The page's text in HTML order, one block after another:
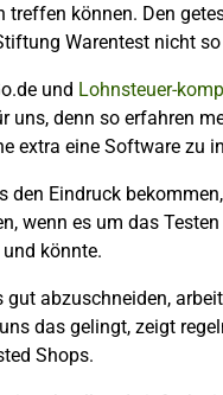
können. Den
Warentest nicht
und Lohnsteuer-
denn so erfahren
extra eine Software zu
Eindruck
wenn es um das
könnte.
abzuschneiden,
das gelingt, zeigt
Shops.